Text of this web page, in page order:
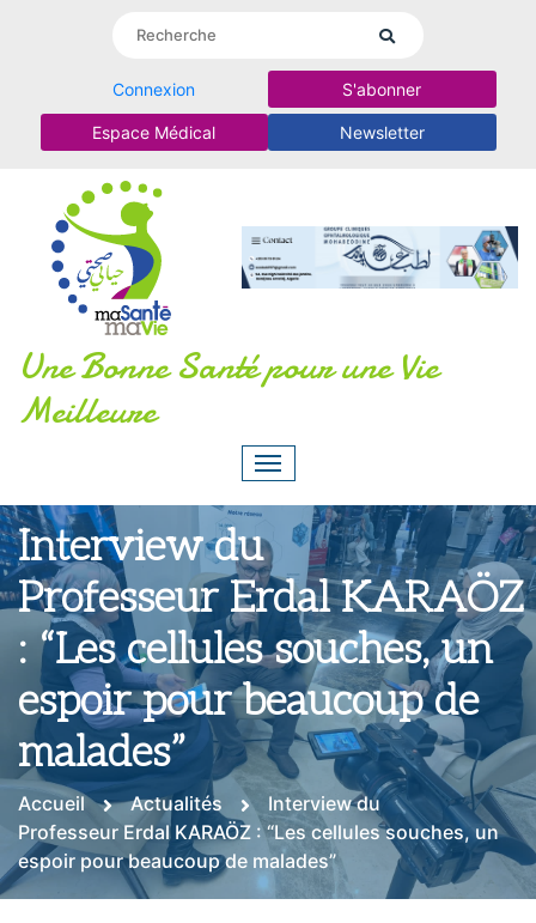
Connexion S'abonner
Espace Médical Newsletter
Une Bonne Santé pour une Vie
Meilleure
Interview du
Professeur Erdal KARAÖZ
: “Les cellules souches, un
espoir pour beaucoup de
malades”
Accueil Actualités
Interview du
Professeur Erdal KARAÖZ : “Les cellules souches, un
espoir pour beaucoup de malades”